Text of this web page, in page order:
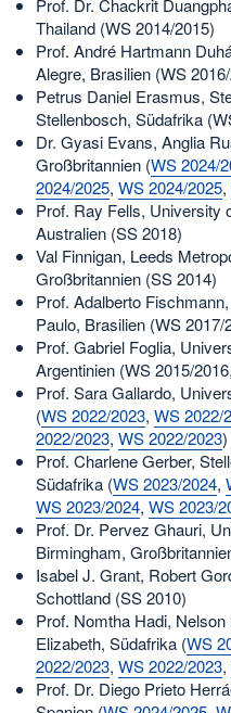
Prof. Dr. Chackrit
Thailand (WS 2014/2015)
Prof. André Hartmann
Alegre, Brasilien (WS
Petrus Daniel Erasmus,
Stellenbosch, Südafrika
Dr. Gyasi Evans, Anglia
Großbritannien (WS 2024/
2024/2025, WS 2024/2025,
Prof. Ray Fells, University
Australien (SS 2018)
Val Finnigan, Leeds
Großbritannien (SS 2014)
Prof. Adalberto
Paulo, Brasilien (WS 2017/
Prof. Gabriel Foglia,
Argentinien (WS 2015/
Prof. Sara Gallardo,
(WS 2022/2023, WS 2022/
2022/2023, WS 2022/2023)
Prof. Charlene Gerber,
Südafrika (WS 2023/2024,
WS 2023/2024, WS 2023/
Prof. Dr. Pervez Ghauri,
Birmingham,
Isabel J. Grant, Robert
Schottland (SS 2010)
Prof. Nomtha Hadi,
Elizabeth, Südafrika (WS
2022/2023, WS 2022/2023,
Prof. Dr. Diego Prieto